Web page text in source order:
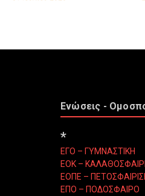
Ενώσεις -
*
ΕΓΟ – ΓΥΜΝΑΣΤΙΚΗ
ΕΟΚ –
ΕΟΠΕ –
ΕΠΟ – ΠΟΔΟΣΦΑΙΡΟ